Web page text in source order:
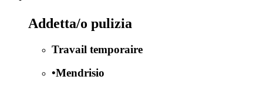
Addetta/o pulizia
Travail temporaire
•Mendrisio